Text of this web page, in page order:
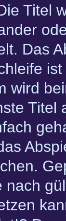
Titel
Das
wird
Titel
nach